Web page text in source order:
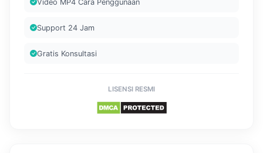
Video MP4 Cara Penggunaan
Support 24 Jam
Gratis Konsultasi
LISENSI RESMI